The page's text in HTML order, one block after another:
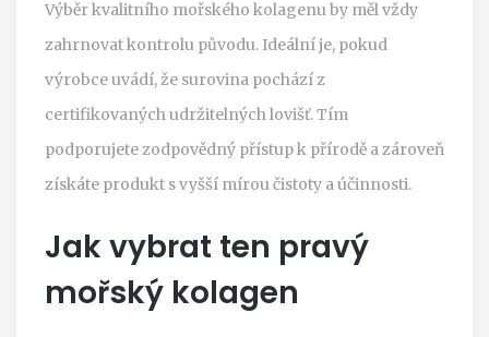
Výběr kvalitního mořského kolagenu by měl vždy
zahrnovat kontrolu původu. Ideální je, pokud
výrobce uvádí, že surovina pochází z
certifikovaných udržitelných lovišť. Tím
podporujete zodpovědný přístup k přírodě a zároveň
získáte produkt s vyšší mírou čistoty a účinnosti.
Jak vybrat ten pravý
mořský kolagen